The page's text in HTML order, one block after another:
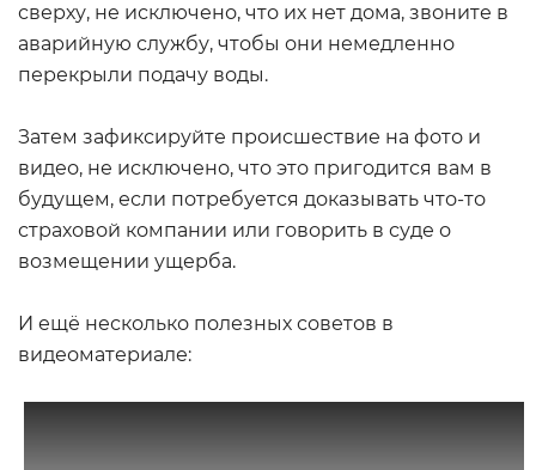
сверху, не исключено, что их нет дома, звоните в
аварийную службу, чтобы они немедленно
перекрыли подачу воды.
Затем зафиксируйте происшествие на фото и
видео, не исключено, что это пригодится вам в
будущем, если потребуется доказывать что-то
страховой компании или говорить в суде о
возмещении ущерба.
И ещё несколько полезных советов в
видеоматериале: